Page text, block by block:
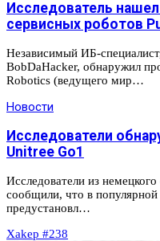
Исследователь
сервисных роботов
Независимый ИБ-
BobDaHacker, обнаружил
Robotics (ведущего мир…
Новости
Исследователи
Unitree Go1
Исследователи из
сообщили, что в
предустановл…
Xakep #238